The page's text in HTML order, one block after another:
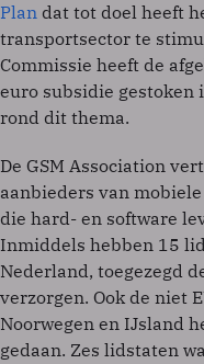
Plan dat tot doel heeft
transportsector te
Commissie heeft de
euro subsidie gestoken
rond dit thema.
De GSM Association
aanbieders van
die hard- en software
Inmiddels hebben 15
Nederland, toegezegd
verzorgen. Ook de niet
Noorwegen en IJsland
gedaan. Zes lidstaten